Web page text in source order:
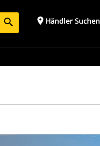
search place Händler Suchen